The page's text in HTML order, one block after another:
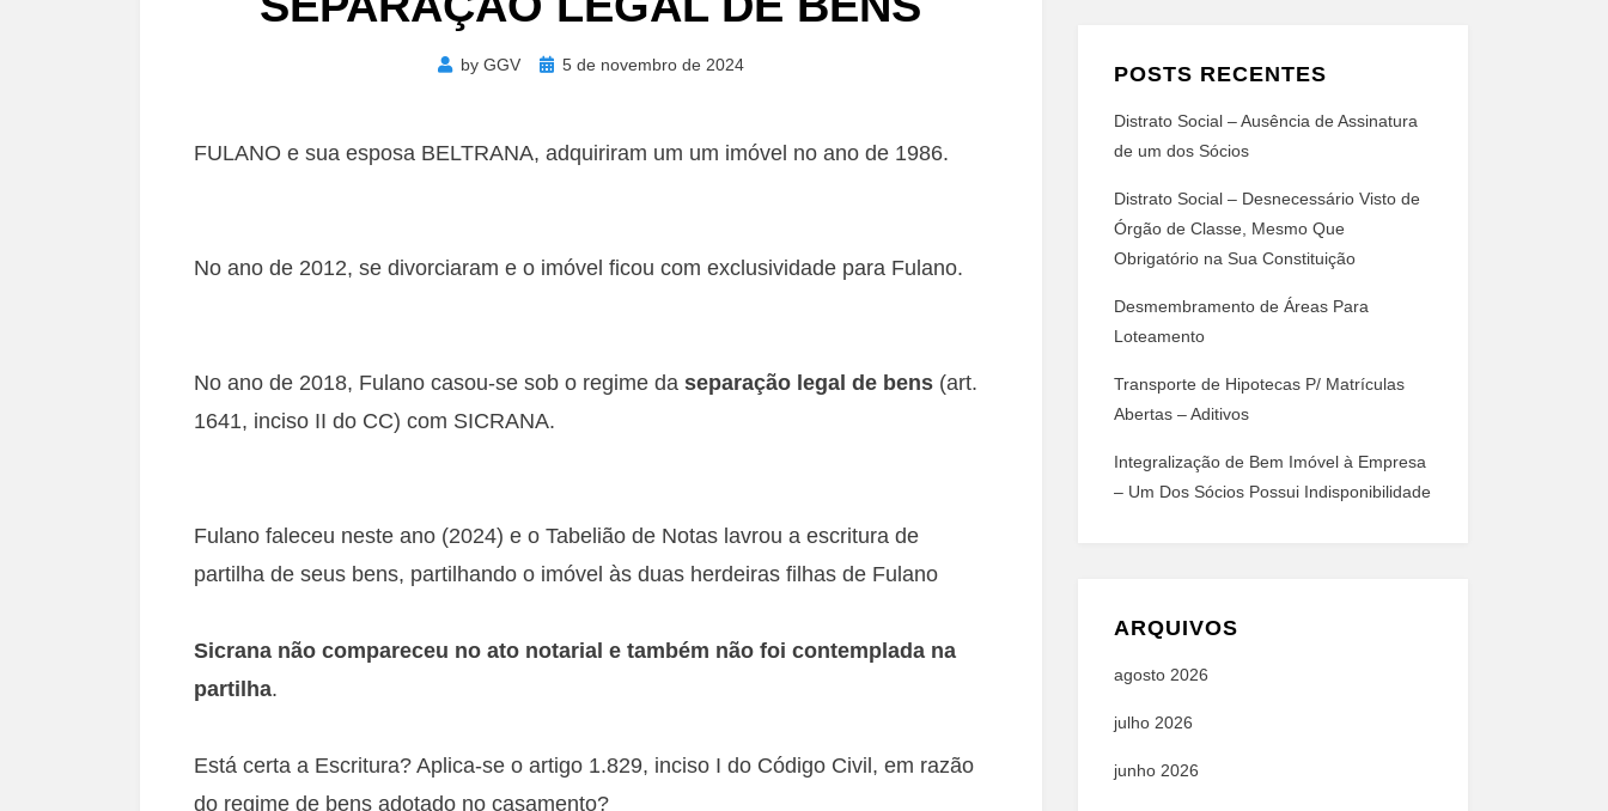
by GGV
Posted
5 de novembro de 2024
FULANO e sua esposa BELTRANA, adquiriram um um imóvel no ano de 1986.
No ano de 2012, se divorciaram e o imóvel ficou com exclusividade para Fulano.
No ano de 2018, Fulano casou-se sob o regime da separação legal de bens (art.
1641, inciso II do CC) com SICRANA.
Fulano faleceu neste ano (2024) e o Tabelião de Notas lavrou a escritura de
partilha de seus bens, partilhando o imóvel às duas herdeiras filhas de Fulano
Sicrana não compareceu no ato notarial e também não foi contemplada na
partilha.
Está certa a Escritura? Aplica-se o artigo 1.829, inciso I do Código Civil, em razão
do regime de bens adotado no casamento?
POSTS RECENTES
Distrato Social – Ausência de Assinatura
de um dos Sócios
Distrato Social – Desnecessário Visto de
Órgão de Classe, Mesmo Que
Obrigatório na Sua Constituição
Desmembramento de Áreas Para
Loteamento
Transporte de Hipotecas P/ Matrículas
Abertas – Aditivos
Integralização de Bem Imóvel à Empresa
– Um Dos Sócios Possui Indisponibilidade
ARQUIVOS
agosto 2026
julho 2026
junho 2026